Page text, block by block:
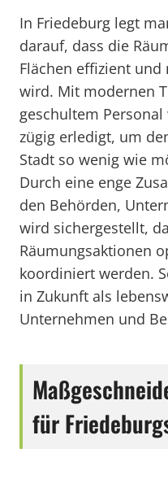
In Friedeburg legt
darauf, dass die
Flächen effizient
wird. Mit modernen
geschultem
zügig erledigt, um
Stadt so wenig wie
Durch eine enge
den Behörden,
wird sichergestellt,
Räumungsaktionen
koordiniert werden.
in Zukunft als
Unternehmen und
für